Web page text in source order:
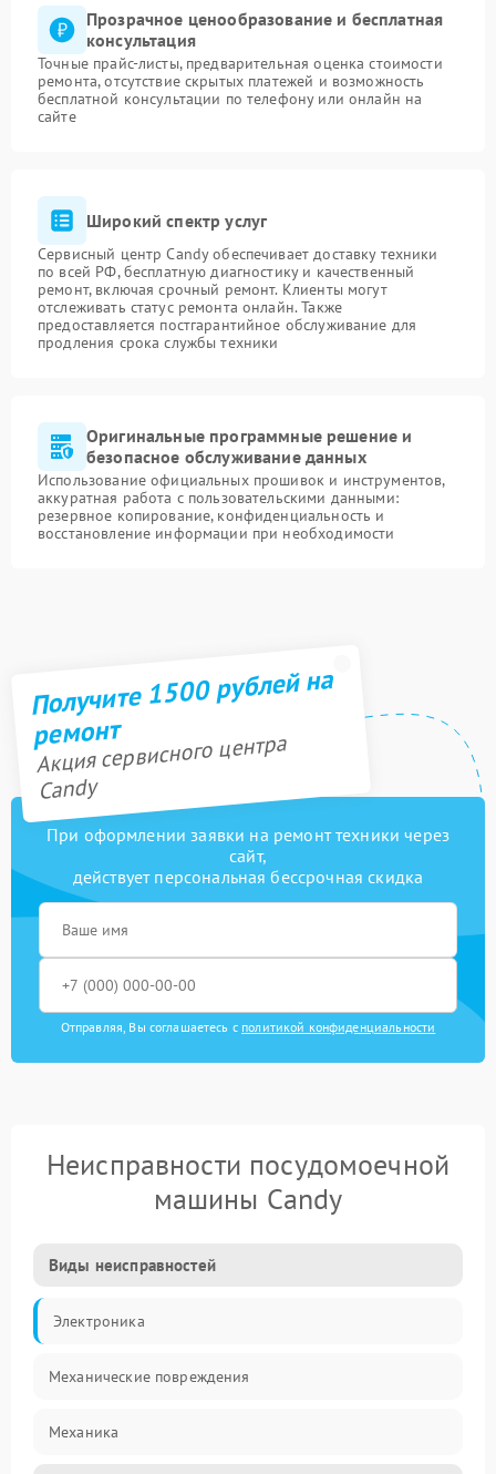
Прозрачное ценообразование и бесплатная
консультация
Точные прайс-листы, предварительная оценка стоимости
ремонта, отсутствие скрытых платежей и возможность
бесплатной консультации по телефону или онлайн на
сайте
Широкий спектр услуг
Сервисный центр Candy обеспечивает доставку техники
по всей РФ, бесплатную диагностику и качественный
ремонт, включая срочный ремонт. Клиенты могут
отслеживать статус ремонта онлайн. Также
предоставляется постгарантийное обслуживание для
продления срока службы техники
Оригинальные программные решение и
безопасное обслуживание данных
Использование официальных прошивок и инструментов,
аккуратная работа с пользовательскими данными:
резервное копирование, конфиденциальность и
восстановление информации при необходимости
Получите 1500 рублей на
ремонт
Акция сервисного центра
Candy
При оформлении заявки на ремонт техники через
сайт,
действует персональная бессрочная скидка
Отправляя, Вы соглашаетесь с политикой конфиденциальности
Неисправности посудомоечной
машины Candy
Виды неисправностей
Электроника
Механические повреждения
Механика